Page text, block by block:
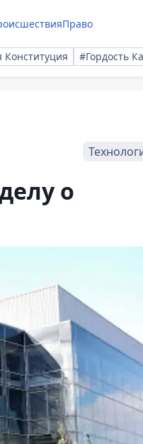
Право
Конституция #Гордость
о